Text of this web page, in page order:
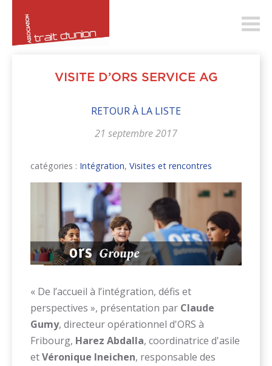
VISITE D’ORS SERVICE AG
RETOUR À LA LISTE
21 septembre 2017
catégories : Intégration, Visites et rencontres
« De l’accueil à l’intégration, défis et
perspectives », présentation par Claude
Gumy, directeur opérationnel d'ORS à
Fribourg, Harez Abdalla, coordinatrice d'asile
etVéronique Ineichen, responsable des